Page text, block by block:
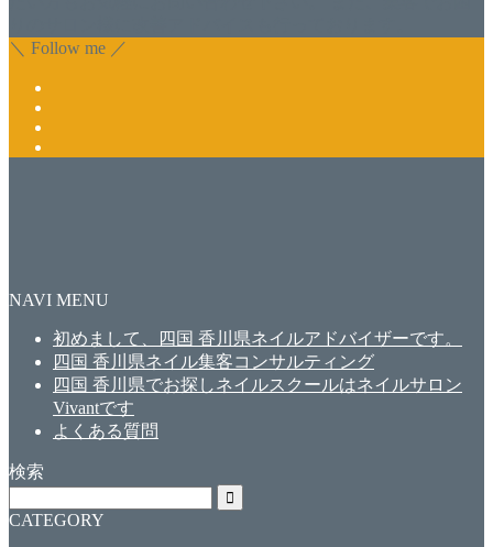
＼ Follow me ／
NAVI MENU
初めまして、四国 香川県ネイルアドバイザーです。
四国 香川県ネイル集客コンサルティング
四国 香川県でお探しネイルスクールはネイルサロン
Vivantです
よくある質問
検索
CATEGORY